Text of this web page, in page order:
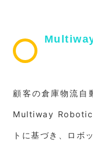
顧客の倉庫物流自
Multiway
トに基づき、ロボ